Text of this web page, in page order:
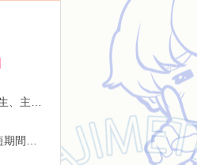
18歳 〜 45歳 経験者、未経験者、学生、主婦歓迎！ ※高校生不可
12時〜翌2時の間で自由シフト制・短期間勤務OK